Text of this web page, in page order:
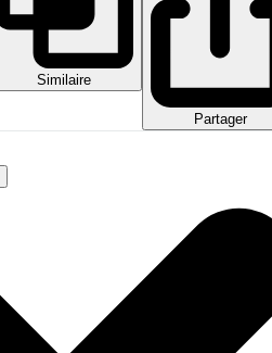
Similaire
Partager